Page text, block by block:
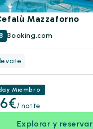
Mazzaforno
Booking.com
Miembro
/ notte
Explorar y reservar